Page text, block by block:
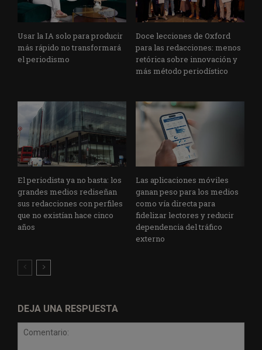
Usar la IA solo para producir
más rápido no transformará
el periodismo
Doce lecciones de Oxford
para las redacciones: menos
retórica sobre innovación y
más método periodístico
El periodista ya no basta: los
grandes medios rediseñan
sus redacciones con perfiles
que no existían hace cinco
años
Las aplicaciones móviles
ganan peso para los medios
como vía directa para
fidelizar lectores y reducir
dependencia del tráfico
externo
DEJA UNA RESPUESTA